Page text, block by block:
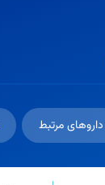
داروهای مرتبط